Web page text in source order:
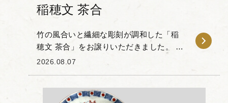
稲穂文 茶合
竹の風合いと繊細な彫刻が調和した「稲
穂文 茶合」をお譲りいただきました。 本
作は竹の素材感を生かして作られた茶合
やふっくらとし...
2026.08.07